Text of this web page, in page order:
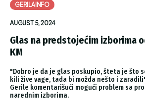
GERILAINFO
AUGUST 5, 2024
Glas na predstojećim izborima
KM
"Dobro je da je glas poskupio, šteta je što
kili žive vage, tada bi možda nešto i
Gerile komentarišući mogući problem sa
narednim izborima.